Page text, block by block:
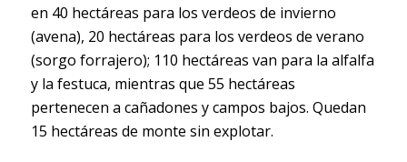
en 40 hectáreas para los verdeos de invierno
(avena), 20 hectáreas para los verdeos de verano
(sorgo forrajero); 110 hectáreas van para la alfalfa
y la festuca, mientras que 55 hectáreas
pertenecen a cañadones y campos bajos. Quedan
15 hectáreas de monte sin explotar.